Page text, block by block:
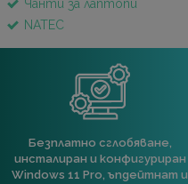
Чанти за лаптопи
NATEC
Безплатно сглобяване,
инсталиран и конфигуриран
Windows 11 Pro, ъпдейтнат и